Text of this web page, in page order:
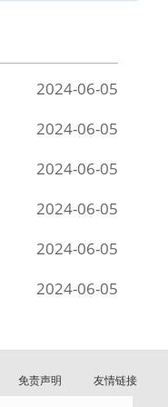
2024-06-05
2024-06-05
2024-06-05
2024-06-05
2024-06-05
2024-06-05
免责声明 友情链接